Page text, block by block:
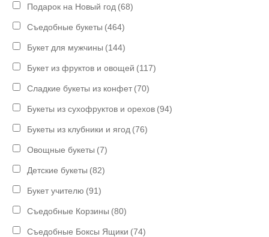
Подарок на Новый год (68)
Съедобные букеты (464)
Букет для мужчины (144)
Букет из фруктов и овощей (117)
Сладкие букеты из конфет (70)
Букеты из сухофруктов и орехов (94)
Букеты из клубники и ягод (76)
Овощные букеты (7)
Детские букеты (82)
Букет учителю (91)
Съедобные Корзины (80)
Съедобные Боксы Ящики (74)